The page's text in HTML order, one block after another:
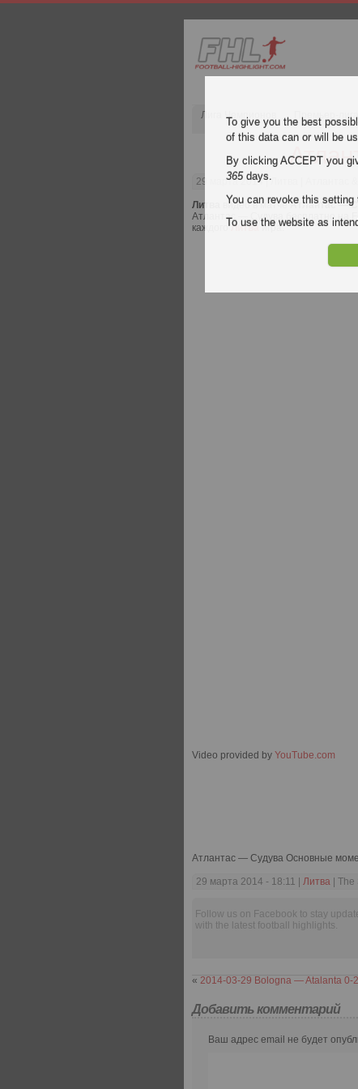
Лига Чемпионов Премьер-лига
29 марта 2014| Литва | Атлантас
Литва видео в матчеАтлантас —
Атлантас — Судува бесплатно на
каждогоЛитва игра.
Video provided by YouTube.com
Атлантас — Судува Основные
29 марта 2014 - 18:11 | Литва |
Follow us on Facebook to stay
with the latest football highlights.
« 2014-03-29 Bologna — Atalanta 0-2
Добавить комментарий
Ваш адрес email не будет
To give you the best
of this data can or will be
By clicking ACCEPT you
365days.
You can revoke this setting
To use the website as